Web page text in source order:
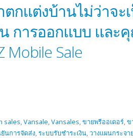
กแต่งบ้านไม่ว่าจะ
การออกแบบ และ
Sale
sales,Vansale,Vansales,ขายพรีออเดอร์,ข
นการจัดส่ง,ระบบรับชำระเงิน,วางแผนกระจา